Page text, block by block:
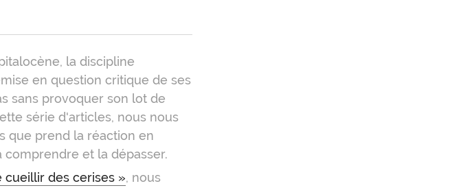
la discipline
en question critique de ses
sans provoquer son lot de
série d'articles, nous nous
que prend la réaction en
comprendre et la dépasser.
cueillir des cerises », nous